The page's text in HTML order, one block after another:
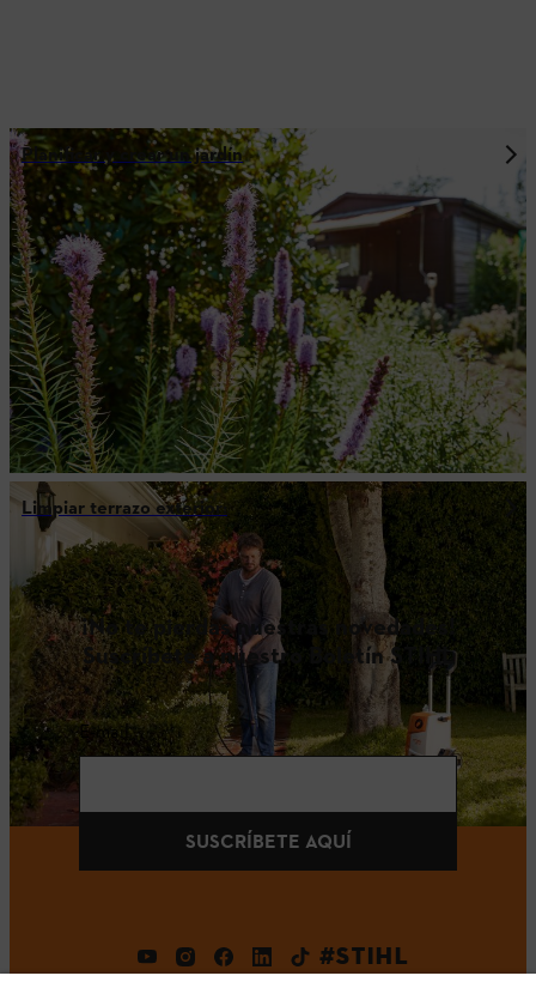
Planificar y crear un jardín
Limpiar terrazo exterior:
¡No te pierdas nuestras novedades!
Suscríbete a nuestro Boletín STIHL
E-mail
SUSCRÍBETE AQUÍ
#STIHL